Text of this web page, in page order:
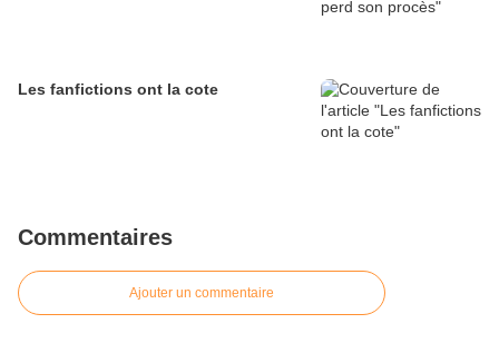
Les fanfictions ont la cote
Commentaires
Ajouter un commentaire